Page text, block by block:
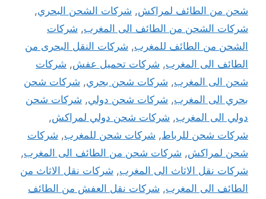
شحن من الطائف لمراكش, شركات الشحن البحري,
شركات الشحن من الطائف الى المغرب, شركات
الشحن من الطائف للمغرب, شركات النقل البحرى من
الطائف الى المغرب, شركات تحميل عفش, شركات
شحن الى المغرب, شركات شحن بحري, شركات شحن
بحري الى المغرب, شركات شحن دولي, شركات شحن
دولي الى المغرب, شركات شحن دولي لمراكش,
شركات شحن للرباط, شركات شحن للمغرب, شركات
شحن لمراكش, شركات شحن من الطائف الى المغرب,
شركات نقل الاثاث الى المغرب, شركات نقل الاثاث من
الطائف الى المغرب, شركات نقل العفش من الطائف